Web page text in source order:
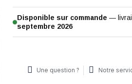
Disponible sur commande —
septembre 2026
Une question ? Notre